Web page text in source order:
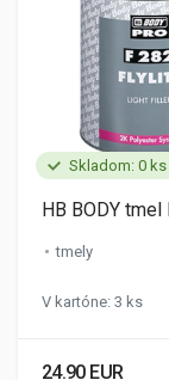
Skladom: 0 ks
HB BODY
tmely
V kartóne: 3 ks
24.90 EUR